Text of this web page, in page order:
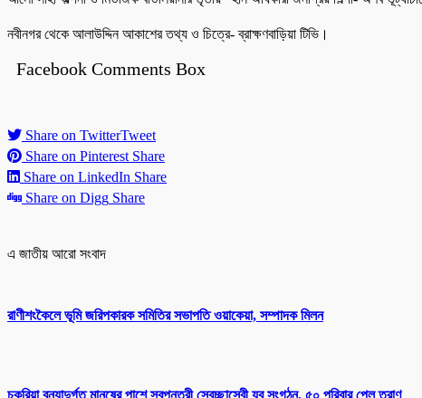
নবীনগর থেকে আলাউদ্দিন আকাশের তথ্য ও চিত্রে- ব্রাক্ষণবাড়িয়া টিভি।
Facebook Comments Box
Share on TwitterTweet
Share on Pinterest Share
Share on LinkedIn Share
Share on Digg Share
এ জাতীয় আরো সংবাদ
রাণীশংকৈলে ভূমি জরিপকারক সমিতির সভাপতি ওয়াকেয়া, সম্পাদক মিলন